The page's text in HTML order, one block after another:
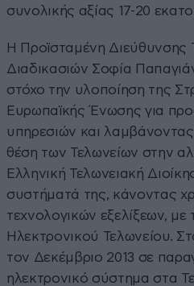
συνολικής αξίας 17-20
Η Προϊσταμένη Διεύθυνσης
Διαδικασιών Σοφία
στόχο την υλοποίηση της
Ευρωπαϊκής Ένωσης για
υπηρεσιών και
θέση των Τελωνείων στην
Ελληνική Τελωνειακή
συστήματά της, κάνοντας
τεχνολογικών εξελίξεων,
Ηλεκτρονικού Τελωνείου.
τον Δεκέμβριο 2013 σε
ηλεκτρονικό σύστημα στα